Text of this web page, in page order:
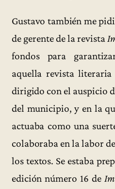
Gustavo también me
de gerente de la revista
fondos para
aquella revista
dirigido con el auspicio
del municipio, y en la
actuaba como una
colaboraba en la labor
los textos. Se estaba
edición número 16 de